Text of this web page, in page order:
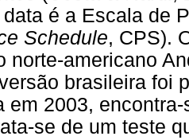
é a Escala de
Schedule, CPS).
norte-americano
brasileira foi
em 2003,
se de um teste